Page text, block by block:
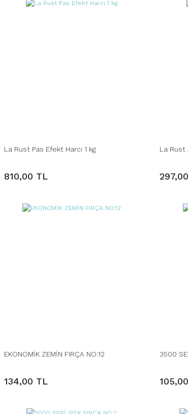
La Rust Pas Efekt Harcı 1 kg
810,00 TL
La Rust
EKONOMİK ZEMİN FIRÇA NO:12
134,00 TL
3500